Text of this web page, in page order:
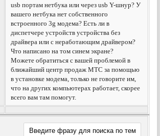
usb портам нетбука или через usb Y-шнур? У
вашего нетбука нет собственного
встроенного 3g модема? Есть ли в
диспетчере устройств устройства без
драйвера или с неработающим драйвером?
Что написано на том синем экране?
Можете обратиться с вашей проблемой в
ближайший центр продаж МТС за помощью
в установке модема, только не говорите им,
что на других компьютерах работает, скорее
всего вам там помогут.